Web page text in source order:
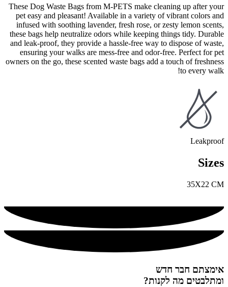
These Dog Waste Bags from M-PETS make cleaning up after your
pet easy and pleasant! Available in a variety of vibrant colors and
infused with soothing lavender, fresh rose, or zesty lemon scents,
these bags help neutralize odors while keeping things tidy. Durable
and leak-proof, they provide a hassle-free way to dispose of waste,
ensuring your walks are mess-free and odor-free. Perfect for pet
owners on the go, these scented waste bags add a touch of freshness
to every walk!
Leakproof
Sizes
35X22 CM
אימצתם חבר חדש
ומתלבטים מה לקנות?